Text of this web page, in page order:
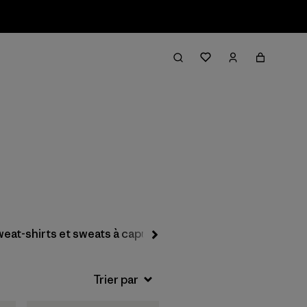
Filter & Sort
shirts et sweats à capuche